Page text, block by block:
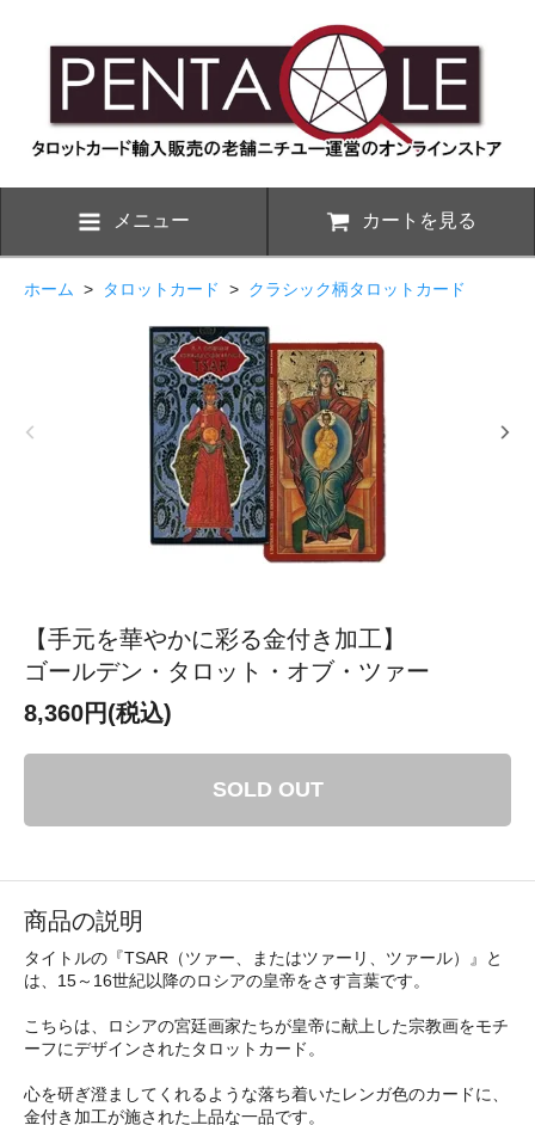
メニュー カートを見る
ホーム > タロットカード > クラシック柄タロットカード
【手元を華やかに彩る金付き加工】
ゴールデン・タロット・オブ・ツァー
8,360円(税込)
SOLD OUT
商品の説明
タイトルの『TSAR（ツァー、またはツァーリ、ツァール）』と
は、15～16世紀以降のロシアの皇帝をさす言葉です。
こちらは、ロシアの宮廷画家たちが皇帝に献上した宗教画をモチ
ーフにデザインされたタロットカード。
心を研ぎ澄ましてくれるような落ち着いたレンガ色のカードに、
金付き加工が施された上品な一品です。